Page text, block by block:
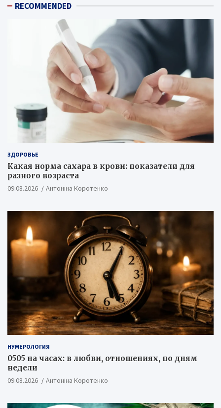
RECOMMENDED
ЗДОРОВЬЕ
Какая норма сахара в крови: показатели для
разного возраста
09.08.2026 Антоніна Коротенко
НУМЕРОЛОГИЯ
0505 на часах: в любви, отношениях, по дням
недели
09.08.2026 Антоніна Коротенко